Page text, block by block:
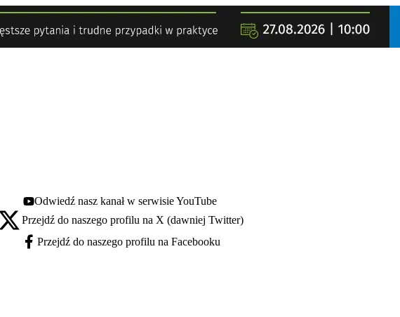
Youtube - otwiera się w nowej karcie
Odwiedź nasz kanał w serwisie YouTube
X - otwiera się w nowej karcie
Przejdź do naszego profilu na X (dawniej Twitter)
Facebook - otwiera się w nowej karcie
Przejdź do naszego profilu na Facebooku